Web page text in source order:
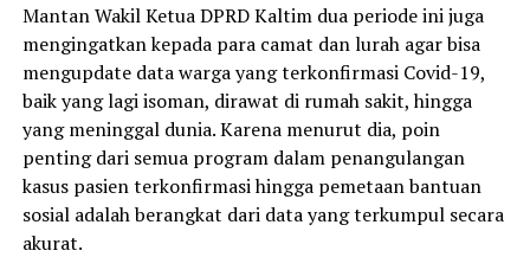
Mantan Wakil Ketua DPRD Kaltim dua periode ini juga
mengingatkan kepada para camat dan lurah agar bisa
mengupdate data warga yang terkonfirmasi Covid-19,
baik yang lagi isoman, dirawat di rumah sakit, hingga
yang meninggal dunia. Karena menurut dia, poin
penting dari semua program dalam penangulangan
kasus pasien terkonfirmasi hingga pemetaan bantuan
sosial adalah berangkat dari data yang terkumpul secara
akurat.